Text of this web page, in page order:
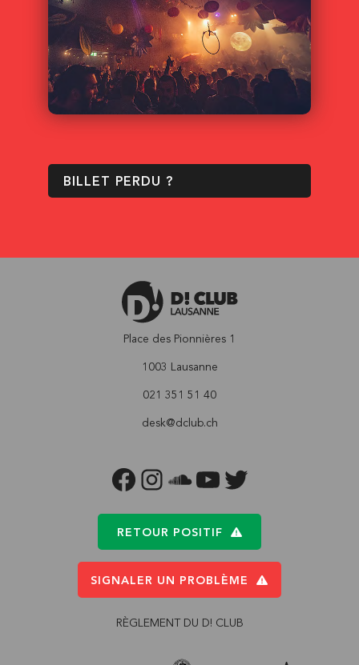
BILLET PERDU ?
Place des Pionnières 1
1003 Lausanne
021 351 51 40
desk@dclub.ch
FACEBOOKINSTAGRAM
SOUNDCLOUD
YOUTUBETWITTER
RETOUR POSITIF
SIGNALER UN PROBLÈME
RÈGLEMENT DU D! CLUB